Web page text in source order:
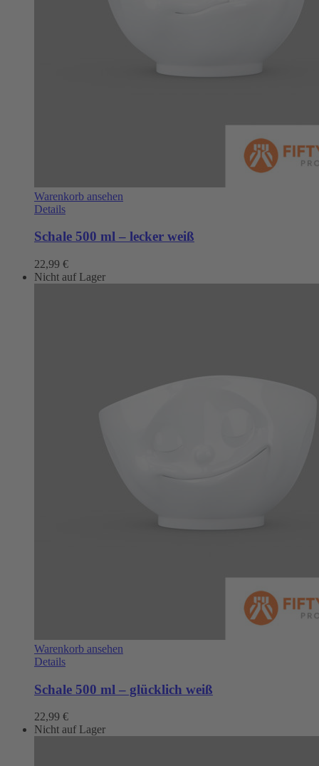
Warenkorb ansehen
Details
Schale 500 ml – lecker weiß
22,99 €
Nicht auf Lager
Warenkorb ansehen
Details
Schale 500 ml – glücklich weiß
22,99 €
Nicht auf Lager